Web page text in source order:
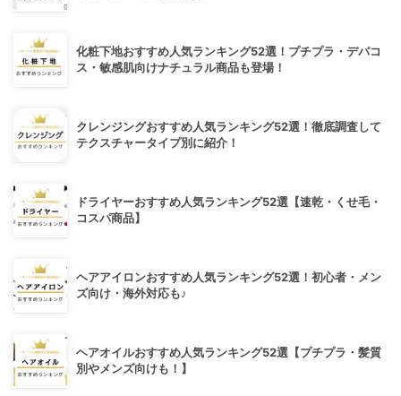
化粧下地おすすめ人気ランキング52選！プチプラ・デパコ
ス・敏感肌向けナチュラル商品も登場！
クレンジングおすすめ人気ランキング52選！徹底調査して
テクスチャータイプ別に紹介！
ドライヤーおすすめ人気ランキング52選【速乾・くせ毛・
コスパ商品】
ヘアアイロンおすすめ人気ランキング52選！初心者・メン
ズ向け・海外対応も♪
ヘアオイルおすすめ人気ランキング52選【プチプラ・髪質
別やメンズ向けも！】